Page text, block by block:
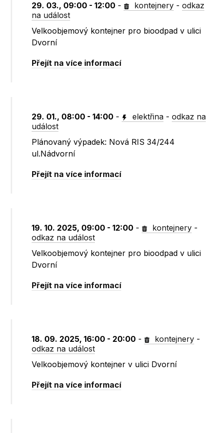
29. 03., 09:00 - 12:00 - kontejnery -odkaz
na událost
Velkoobjemový kontejner pro bioodpad v ulici
Dvorní
Přejít na více informací
29. 01., 08:00 - 14:00 - elektřina -odkaz na
událost
Plánovaný výpadek: Nová RIS 34/244
ul.Nádvorní
Přejít na více informací
19. 10. 2025, 09:00 - 12:00 - kontejnery -
odkaz na událost
Velkoobjemový kontejner pro bioodpad v ulici
Dvorní
Přejít na více informací
18. 09. 2025, 16:00 - 20:00 - kontejnery -
odkaz na událost
Velkoobjemový kontejner v ulici Dvorní
Přejít na více informací